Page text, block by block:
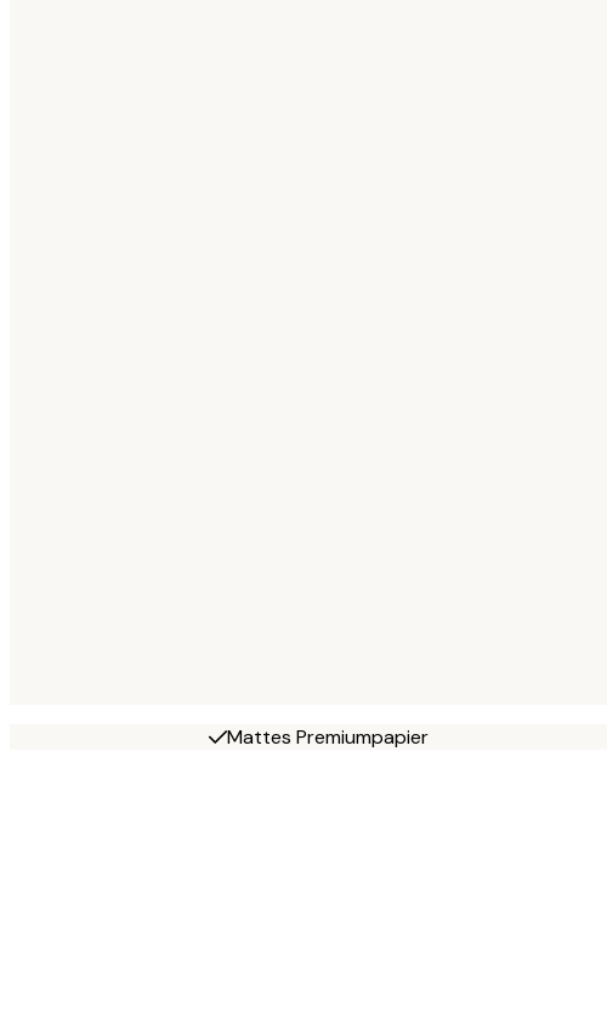
Mattes Premiumpapier